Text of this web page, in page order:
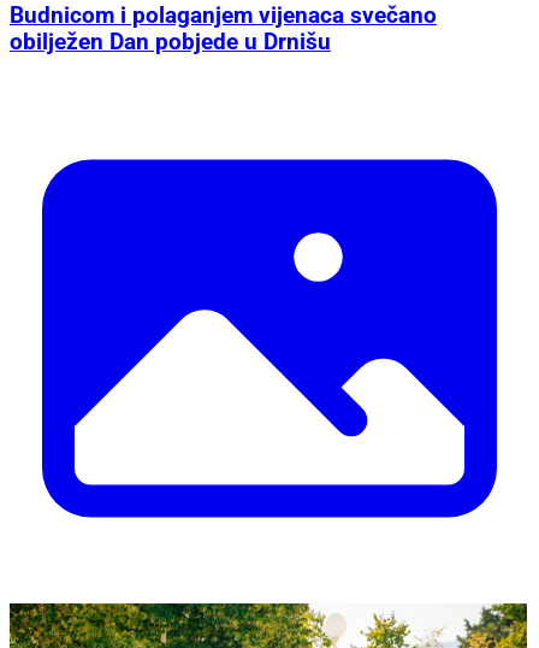
Budnicom i polaganjem vijenaca svečano
obilježen Dan pobjede u Drnišu